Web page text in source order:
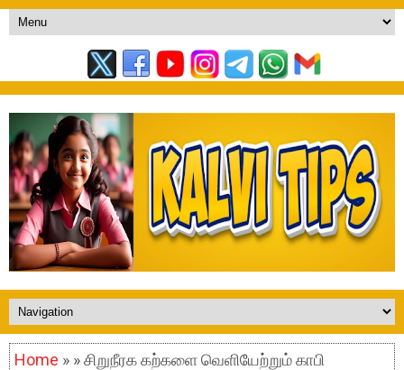
Home » » சிறுநீரக கற்களை வெளியேற்றும் காபி